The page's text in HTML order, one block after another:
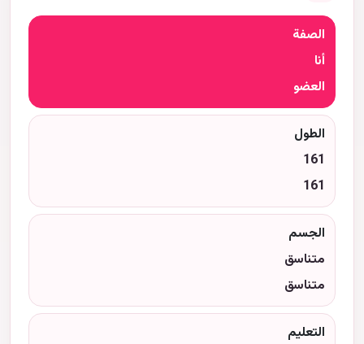
الصفة
أنا
العضو
الطول
161
161
الجسم
متناسق
متناسق
التعليم